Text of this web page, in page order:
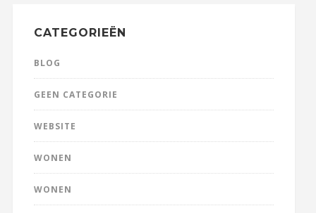
CATEGORIEËN
BLOG
GEEN CATEGORIE
WEBSITE
WONEN
WONEN